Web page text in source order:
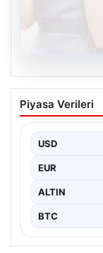
Adresi Ve
kurması
Günümüzde…
Piyasa Verileri
USD
EUR
ALTIN
BTC